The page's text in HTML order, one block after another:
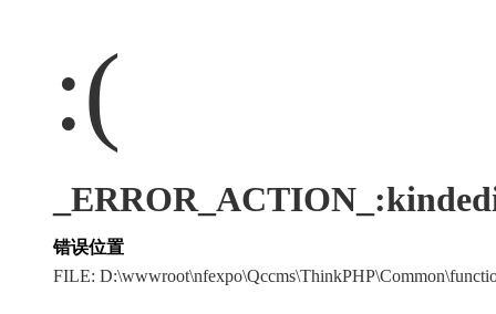
:(
错误位置
FILE: